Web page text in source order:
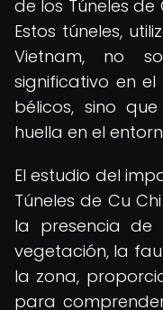
de los Túneles de
Estos túneles,
Vietnam, no
significativo en
bélicos, sino
huella en el
El estudio del
Túneles de Cu
la presencia
vegetación, la
la zona,
para